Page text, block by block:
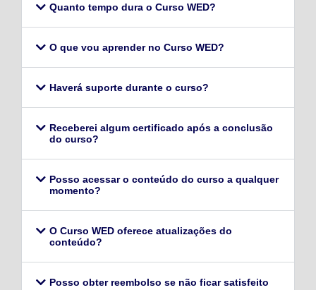
Quanto tempo dura o Curso WED?
O que vou aprender no Curso WED?
Haverá suporte durante o curso?
Receberei algum certificado após a conclusão
do curso?
Posso acessar o conteúdo do curso a qualquer
momento?
O Curso WED oferece atualizações do
conteúdo?
Posso obter reembolso se não ficar satisfeito